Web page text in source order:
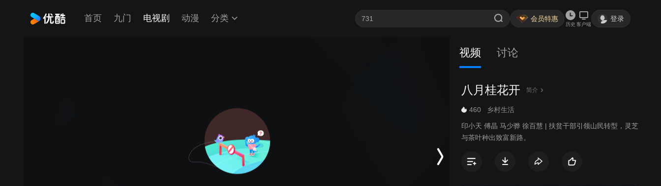
首页 九门 电视剧 动漫 分类 会员特惠
历史 客户端
登录
视频 讨论
八月桂花开 简介
460 乡村生活
印小天 傅晶 马少骅 徐百慧 | 扶贫干部引领山民转型，灵芝
与茶叶种出致富新路。